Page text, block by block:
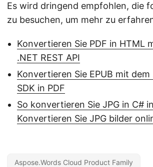
Es wird dringend empfohlen, die
zu besuchen, um mehr zu
Konvertieren Sie PDF in HTML
.NET REST API
Konvertieren Sie EPUB mit dem
SDK in PDF
So konvertieren Sie JPG in C# in
Konvertieren Sie JPG bilder
Aspose.Words Cloud Product Family